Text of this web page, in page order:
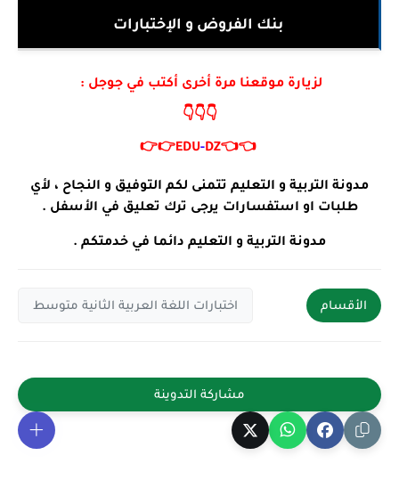
بنك الفروض و الإختبارات
لزيارة موقعنا مرة أخرى أكتب في جوجل :
👇👇👇
👈👈
EDU-DZ
👉👉
مدونة التربية و التعليم تتمنى لكم التوفيق و النجاح ، لأي
طلبات او استفسارات يرجى ترك تعليق في الأسفل .
مدونة التربية و التعليم دائما في خدمتكم .
الأقسام اختبارات اللغة العربية الثانية متوسط